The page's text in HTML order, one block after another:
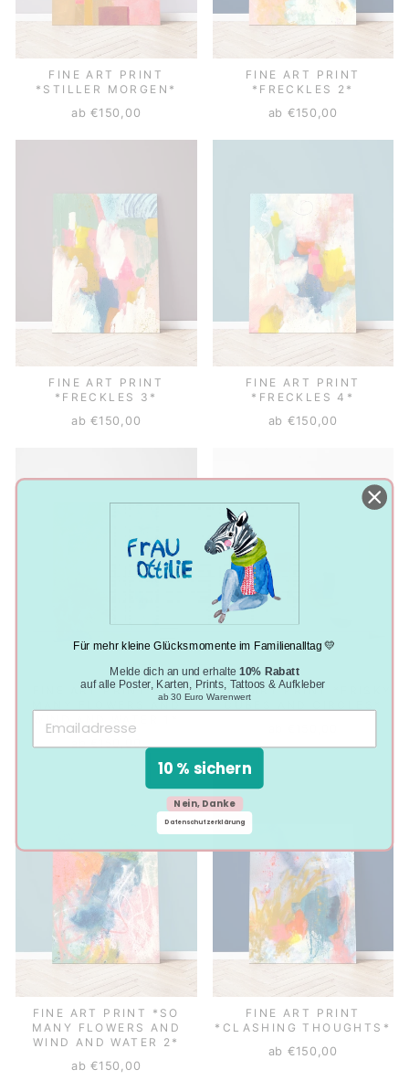
FINE ART PRINT
*STILLER MORGEN*
ab €150,00
FINE ART PRINT
*FRECKLES 2*
ab €150,00
FINE ART PRINT
*FRECKLES 3*
ab €150,00
FINE ART PRINT
*FRECKLES 4*
ab €150,00
FINE ART PRINT *SO
FINE ART PRINT *FRISKY
FINE ART PRINT *SO
MANY FLOWERS AND
WIND AND WATER 2*
ab €150,00
FINE ART PRINT
*CLASHING THOUGHTS*
ab €150,00
Für mehr kleine Glücksmomente im Familienalltag 💛
Melde dich an und erhalte10% Rabatt
auf alle Poster, Karten, Prints, Tattoos & Aufkleber
ab 30 Euro Warenwert
10 % sichern
Nein, Danke
Datenschutzerklärung